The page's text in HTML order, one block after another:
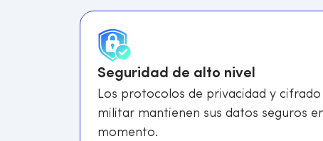
Seguridad de alto nivel
Los protocolos de privacidad y cifrado
militar mantienen sus datos seguros
momento.